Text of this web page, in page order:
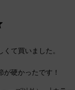
て買いました。
硬かったです！